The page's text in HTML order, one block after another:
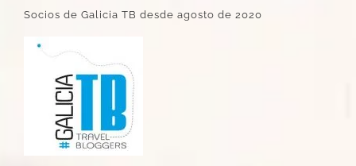
Socios de Galicia TB desde agosto de 2020